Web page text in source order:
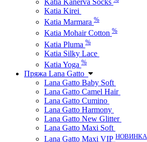
Katia Kirei
Katia Marmara %
Katia Mohair Cotton %
Katia Pluma %
Katia Silky Lace
Katia Yoga %
Пряжа Lana Gatto
Lana Gatto Baby Soft
Lana Gatto Camel Hair
Lana Gatto Cumino
Lana Gatto Harmony
Lana Gatto New Glitter
Lana Gatto Maxi Soft
Lana Gatto Maxi VIP НОВИНКА